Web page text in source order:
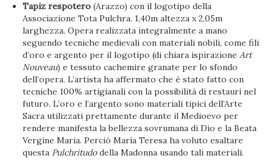
Tapiz respotero (Arazzo) con il logotipo della
Associazione Tota Pulchra. 1,40m altezza x 2,05m
larghezza. Opera realizzata integralmente a mano
seguendo tecniche medievali con materiali nobili, come fili
d’oro e argento per il logotipo (di chiara ispirazioneArt
Nouveau) e tessuto cachemire granate per lo sfondo
dell’opera. L’artista ha affermato che è stato fatto con
tecniche 100% artigianali con la possibilità di restauri nel
futuro. L’oro e l’argento sono materiali tipici dell’Arte
Sacra utilizzati prettamente durante il Medioevo per
rendere manifesta la bellezza sovrumana di Dio e la Beata
Vergine Maria. Perciò María Teresa ha voluto esaltare
questa Pulchritudodella Madonna usando tali materiali.